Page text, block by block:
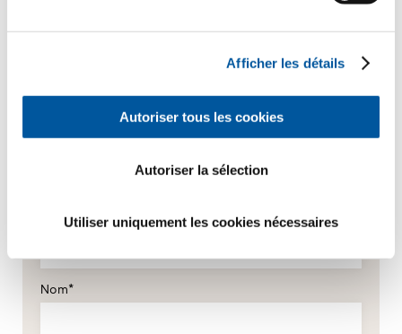
Afficher les détails
Autoriser tous les cookies
Autoriser la sélection
Utiliser uniquement les cookies nécessaires
Vos données personnelles
Madame
Prénom*
Nom*